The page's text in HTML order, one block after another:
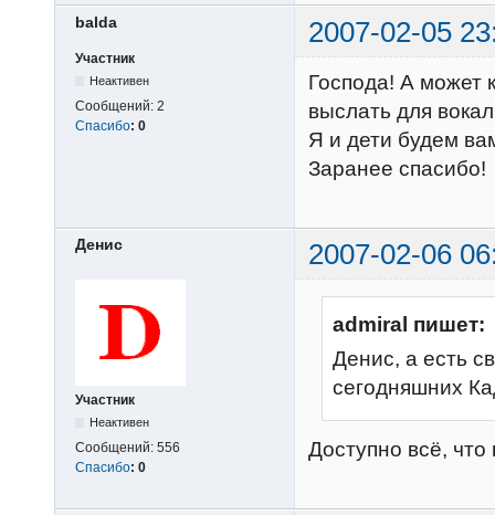
balda 2007-02-05
Участник
Неактивен
Сообщений: 2
Спасибо: 0
Господа! А может
выслать для
Я и дети будем
Заранее спасибо!
Денис 2007-02-06
Участник
Неактивен
Сообщений: 556
Спасибо: 0
admiral пишет:
Денис, а есть
сегодняшних
Доступно всё,